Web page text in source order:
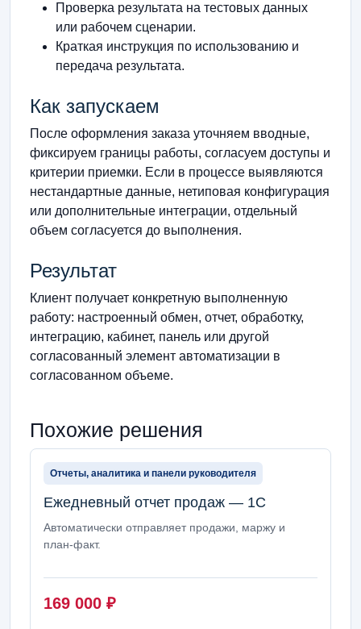
Проверка результата на тестовых данных
или рабочем сценарии.
Краткая инструкция по использованию и
передача результата.
Как запускаем
После оформления заказа уточняем вводные,
фиксируем границы работы, согласуем доступы и
критерии приемки. Если в процессе выявляются
нестандартные данные, нетиповая конфигурация
или дополнительные интеграции, отдельный
объем согласуется до выполнения.
Результат
Клиент получает конкретную выполненную
работу: настроенный обмен, отчет, обработку,
интеграцию, кабинет, панель или другой
согласованный элемент автоматизации в
согласованном объеме.
Похожие решения
Отчеты, аналитика и панели руководителя
Ежедневный отчет продаж — 1С
Автоматически отправляет продажи, маржу и
план-факт.
169 000 ₽